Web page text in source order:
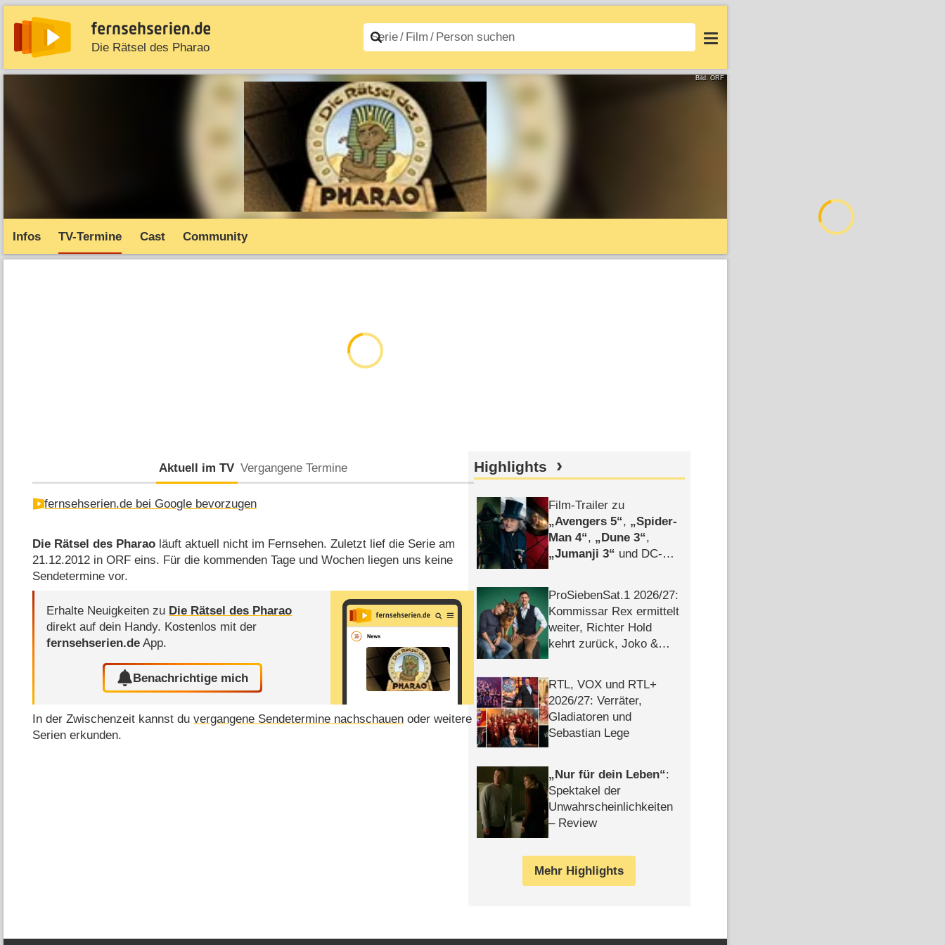
Die Rätsel des Pharao
News Entdecken Streaming Filme A–Z Login
Bild: ORF
Infos TV-Termine Cast Community
Aktuell im TV Vergangene Termine
fernsehserien.de bei Google bevorzugen
Die Rätsel des Pharao läuft aktuell nicht im Fernsehen. Zuletzt lief die Serie am
21.12.2012 in ORF eins. Für die kommenden Tage und Wochen liegen uns keine
Sendetermine vor.
Erhalte Neuigkeiten zu Die Rätsel des Pharao
direkt auf dein Handy. Kostenlos mit der
fernsehserien.de App.
Benachrichtige mich
In der Zwischenzeit kannst duvergangene Sendetermine nachschauen oder weitere
Serien erkunden.
Highlights
Film-Trailer zu
Avengers 5 ,
Spider-
Man 4 , Dune 3 ,
Jumanji 3
und DC-
ProSiebenSat.1 2026/​27:
Kommissar Rex ermittelt
weiter, Richter Hold
kehrt zurück, Joko &
RTL, VOX und RTL+
2026/​27: Verräter,
Gladiatoren und
Sebastian Lege
Nur für dein Leben :
Spektakel der
Unwahrscheinlichkeiten
– Review
Mehr Highlights